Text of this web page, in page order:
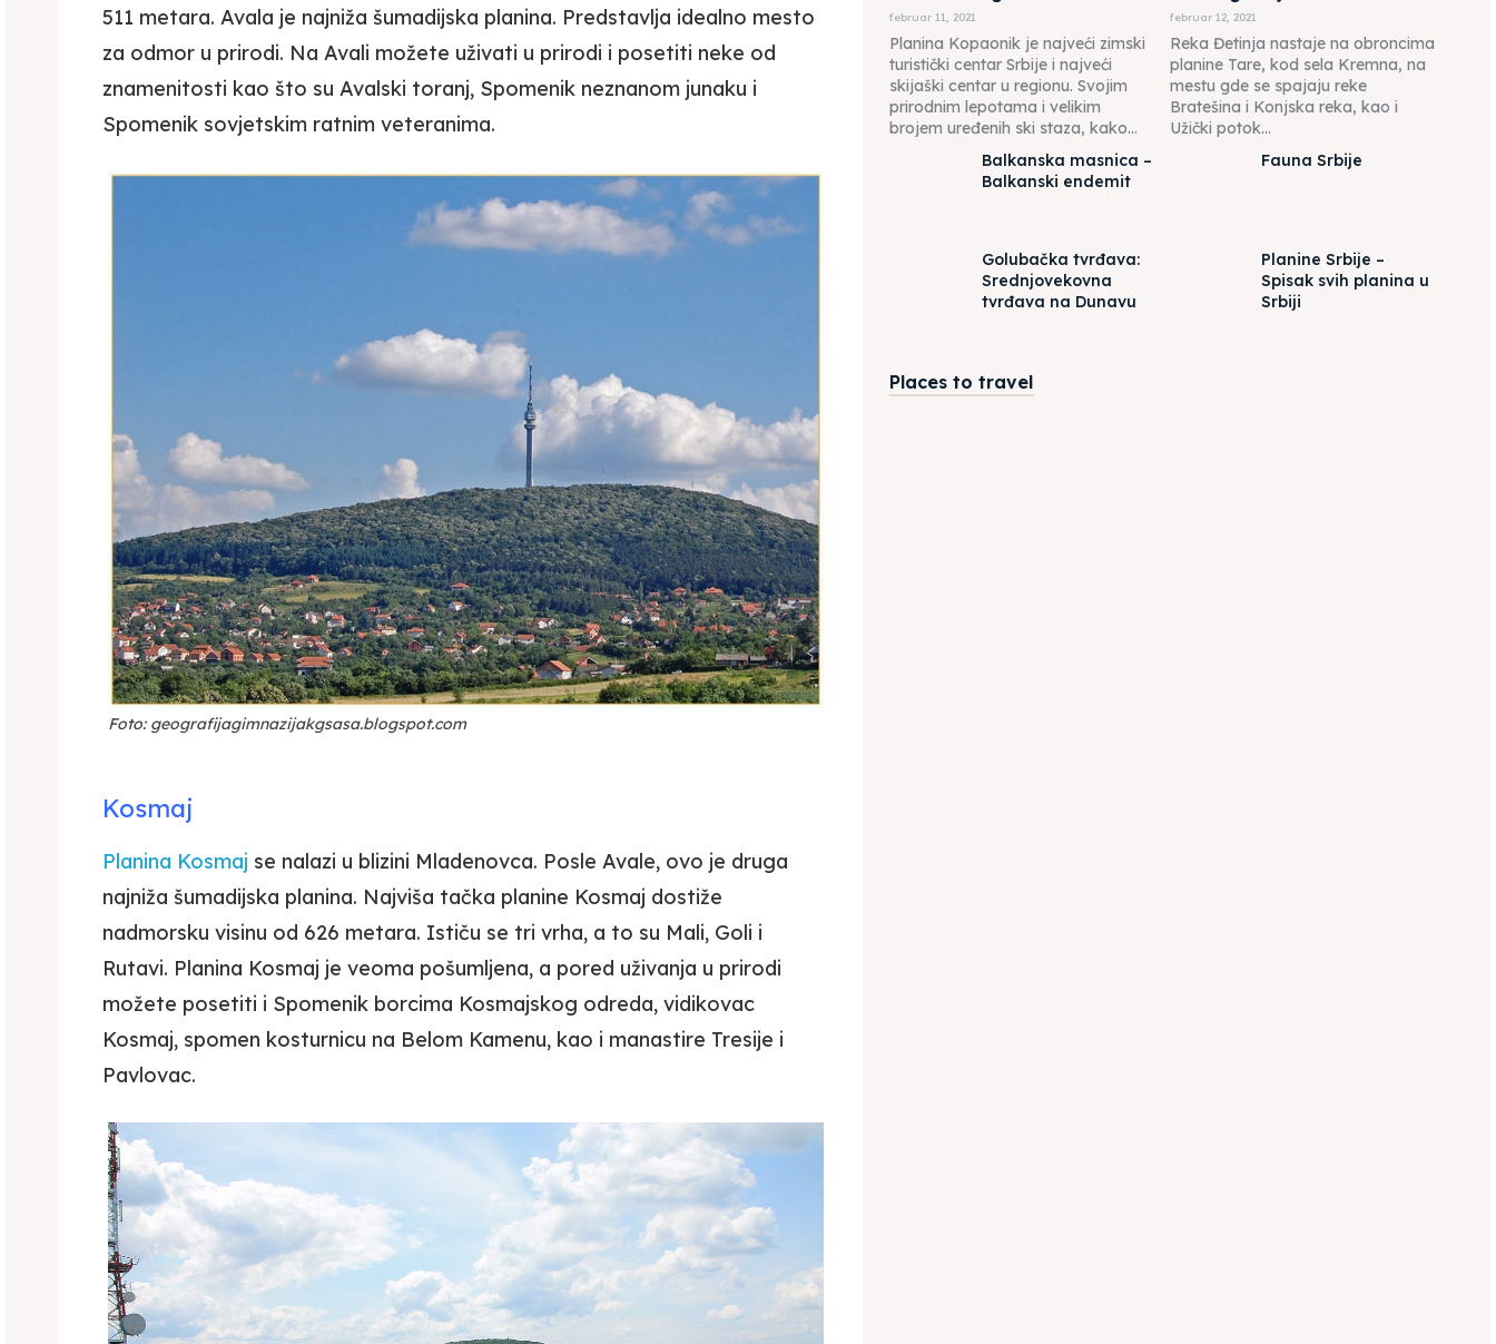
511 metara. Avala je najniža šumadijska planina. Predstavlja idealno mesto
za odmor u prirodi. Na Avali možete uživati u prirodi i posetiti neke od
znamenitosti kao što su Avalski toranj, Spomenik neznanom junaku i
Spomenik sovjetskim ratnim veteranima.
Foto: geografijagimnazijakgsasa.blogspot.com
Kosmaj
Planina Kosmaj se nalazi u blizini Mladenovca. Posle Avale, ovo je druga
najniža šumadijska planina. Najviša tačka planine Kosmaj dostiže
nadmorsku visinu od 626 metara. Ističu se tri vrha, a to su Mali, Goli i
Rutavi. Planina Kosmaj je veoma pošumljena, a pored uživanja u prirodi
možete posetiti i Spomenik borcima Kosmajskog odreda, vidikovac
Kosmaj, spomen kosturnicu na Belom Kamenu, kao i manastire Tresije i
Pavlovac.
februar 11, 2021
Planina Kopaonik je najveći zimski
turistički centar Srbije i najveći
skijaški centar u regionu. Svojim
prirodnim lepotama i velikim
brojem uređenih ski staza, kako...
februar 12, 2021
Reka Đetinja nastaje na obroncima
planine Tare, kod sela Kremna, na
mestu gde se spajaju reke
Bratešina i Konjska reka, kao i
Užički potok...
Balkanska masnica –
Balkanski endemit
Fauna Srbije
Golubačka tvrđava:
Srednjovekovna
tvrđava na Dunavu
Planine Srbije –
Spisak svih planina u
Srbiji
Places to travel